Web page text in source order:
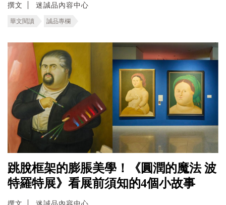
撰文 迷誠品內容中心
華文閱讀 誠品專欄
跳脫框架的膨脹美學！《圓潤的魔法 波
特羅特展》看展前須知的4個小故事
撰文 迷誠品內容中心